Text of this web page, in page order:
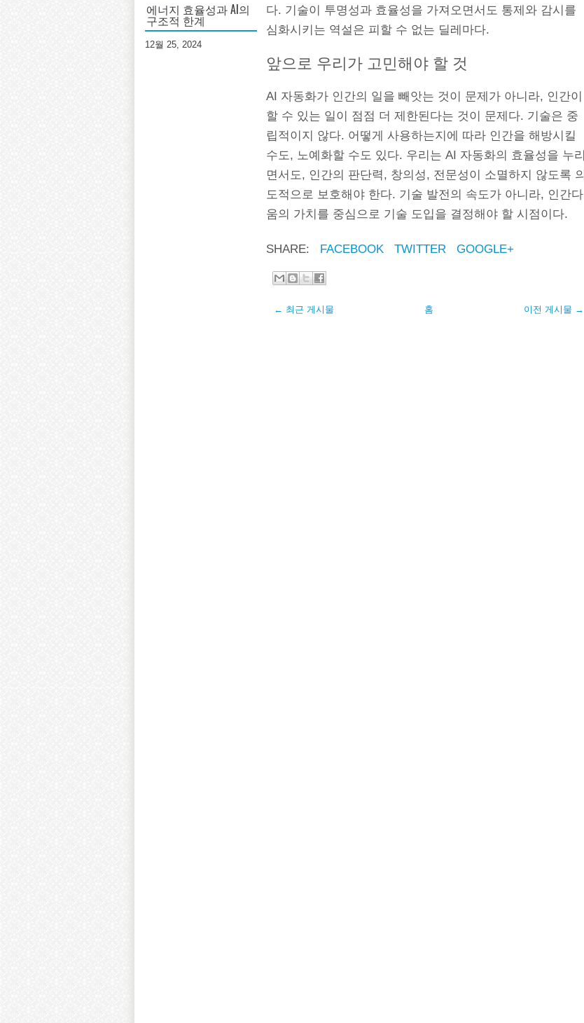
에너지 효율성과 AI의
구조적 한계
12월 25, 2024
다. 기술이 투명성과 효율성을 가져오면서도 통제와 감시를
심화시키는 역설은 피할 수 없는 딜레마다.
앞으로 우리가 고민해야 할 것
AI 자동화가 인간의 일을 빼앗는 것이 문제가 아니라, 인간이
할 수 있는 일이 점점 더 제한된다는 것이 문제다. 기술은 중
립적이지 않다. 어떻게 사용하는지에 따라 인간을 해방시킬
수도, 노예화할 수도 있다. 우리는 AI 자동화의 효율성을 누리
면서도, 인간의 판단력, 창의성, 전문성이 소멸하지 않도록 의
도적으로 보호해야 한다. 기술 발전의 속도가 아니라, 인간다
움의 가치를 중심으로 기술 도입을 결정해야 할 시점이다.
SHARE: FACEBOOK TWITTER GOOGLE+
← 최근 게시물 이전 게시물 →
홈